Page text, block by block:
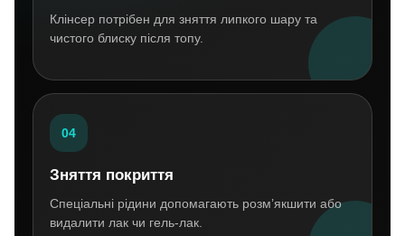
Клінсер потрібен для зняття липкого шару та
чистого блиску після топу.
04
Зняття покриття
Спеціальні рідини допомагають розм’якшити або
видалити лак чи гель-лак.